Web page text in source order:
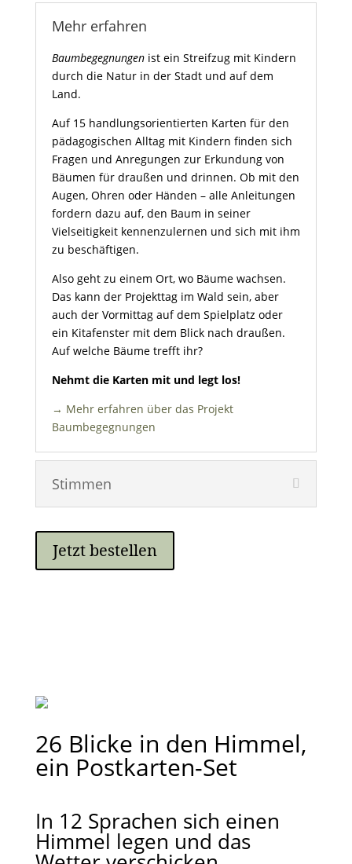
Mehr erfahren
Baumbegegnungenist ein Streifzug mit Kindern
durch die Natur in der Stadt und auf dem
Land.
Auf 15 handlungsorientierten Karten für den
pädagogischen Alltag mit Kindern finden sich
Fragen und Anregungen zur Erkundung von
Bäumen für draußen und drinnen. Ob mit den
Augen, Ohren oder Händen – alle Anleitungen
fordern dazu auf, den Baum in seiner
Vielseitigkeit kennenzulernen und sich mit ihm
zu beschäftigen.
Also geht zu einem Ort, wo Bäume wachsen.
Das kann der Projekttag im Wald sein, aber
auch der Vormittag auf dem Spielplatz oder
ein Kitafenster mit dem Blick nach draußen.
Auf welche Bäume trefft ihr?
Nehmt die Karten mit und legt los!
→ Mehr erfahren über das Projekt
Baumbegegnungen
Stimmen
Jetzt bestellen
26 Blicke in den Himmel,
ein Postkarten-Set
In 12 Sprachen sich einen
Himmel legen und das